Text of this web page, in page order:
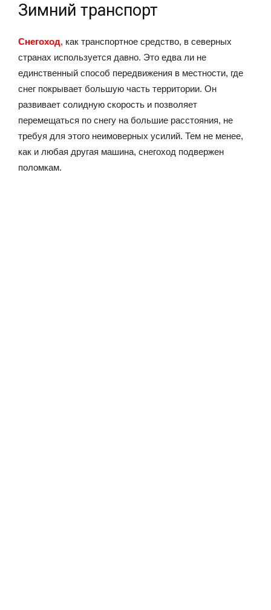
Зимний транспорт
Снегоход, как транспортное средство, в северных
странах используется давно. Это едва ли не
единственный способ передвижения в местности, где
снег покрывает большую часть территории. Он
развивает солидную скорость и позволяет
перемещаться по снегу на большие расстояния, не
требуя для этого неимоверных усилий. Тем не менее,
как и любая другая машина, снегоход подвержен
поломкам.